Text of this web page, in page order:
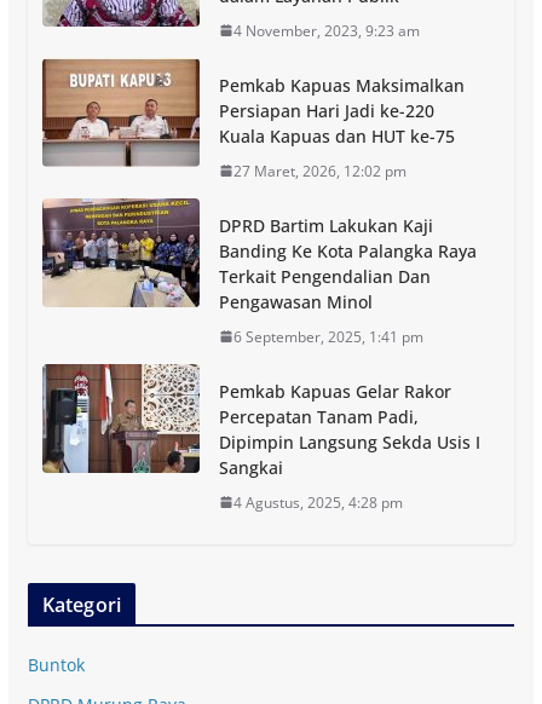
4 November, 2023, 9:23 am
Pemkab Kapuas Maksimalkan
Persiapan Hari Jadi ke-220
Kuala Kapuas dan HUT ke-75
27 Maret, 2026, 12:02 pm
DPRD Bartim Lakukan Kaji
Banding Ke Kota Palangka Raya
Terkait Pengendalian Dan
Pengawasan Minol
6 September, 2025, 1:41 pm
Pemkab Kapuas Gelar Rakor
Percepatan Tanam Padi,
Dipimpin Langsung Sekda Usis I
Sangkai
4 Agustus, 2025, 4:28 pm
Kategori
Buntok